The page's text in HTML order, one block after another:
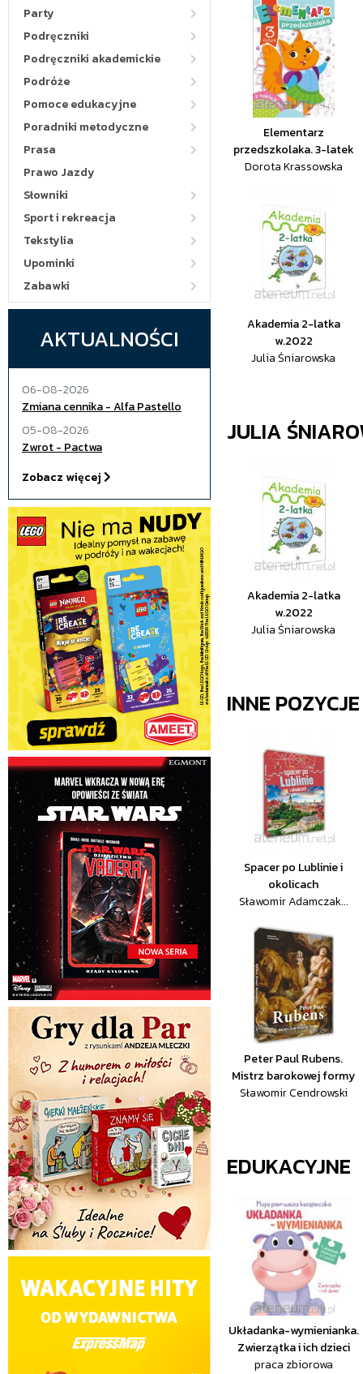
Party
Podręczniki
Podręczniki akademickie
Podróże
Pomoce edukacyjne
Poradniki metodyczne
Prasa
Prawo Jazdy
Słowniki
Sport i rekreacja
Tekstylia
Upominki
Zabawki
AKTUALNOŚCI
06-08-2026
Zmiana cennika - Alfa Pastello
05-08-2026
Zwrot - Pactwa
Zobacz więcej
Elementarz
przedszkolaka. 3-latek
Dorota Krassowska
Akademia 2-latka
w.2022
Julia Śniarowska
JULIA
Akademia 2-latka
w.2022
Julia Śniarowska
INNE
Spacer po Lublinie i
okolicach
Sławomir Adamczak...
Peter Paul Rubens.
Mistrz barokowej formy
Sławomir Cendrowski
EDUKACYJNE
Układanka-wymienianka.
Zwierzątka i ich dzieci
praca zbiorowa